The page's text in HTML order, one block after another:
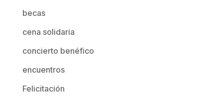
becas
cena solidaria
concierto benéfico
encuentros
Felicitación